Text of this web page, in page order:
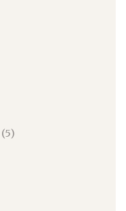
(5)